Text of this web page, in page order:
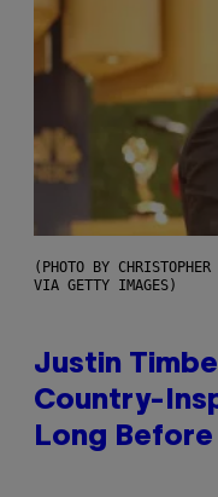
(PHOTO BY CHRISTOPHER
VIA GETTY IMAGES)
Justin
Country-
Long